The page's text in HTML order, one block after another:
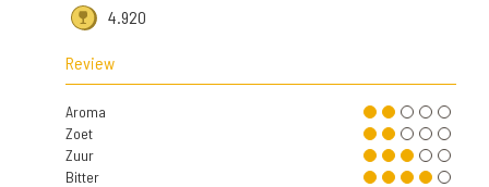
4.920
Review
Aroma
Zoet
Zuur
Bitter